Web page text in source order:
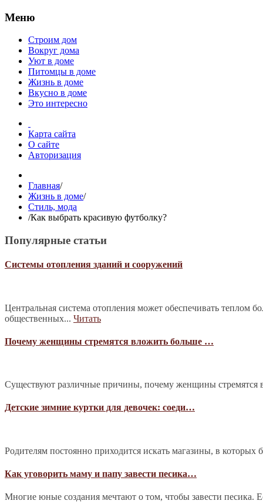
Меню
Строим дом
Вокруг дома
Уют в доме
Питомцы в доме
Жизнь в доме
Вкусно в доме
Это интересно
Карта сайта
О сайте
Авторизация
Главная/
Жизнь в доме/
Стиль, мода
/Как выбрать красивую футболку?
Популярные статьи
Системы отопления зданий и сооружений
Центральная система отопления может обеспечивать
общественных... Читать
Почему женщины стремятся вложить больше …
Существуют различные причины, почему женщины
Детские зимние куртки для девочек: соеди…
Родителям постоянно приходится искать магазины, в
Как уговорить маму и папу завести песика…
Многие юные создания мечтают о том, чтобы завести песика.